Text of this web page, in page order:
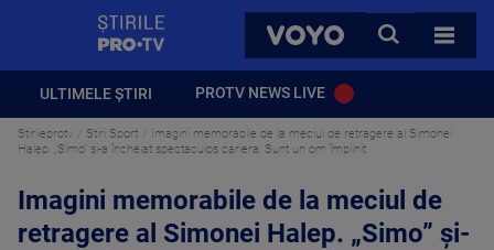
VOYO
CAUTA
TOATE
ULTIMELE ȘTIRI PROTV NEWS LIVE
Stirileprotv Stiri Sport
Imagini memorabile de la meciul de retragere al Simonei
Halep. „Simo” și-a încheiat spectaculos cariera: Sunt un om împlinit
Imagini memorabile de la meciul de
retragere al Simonei Halep. „Simo” și-